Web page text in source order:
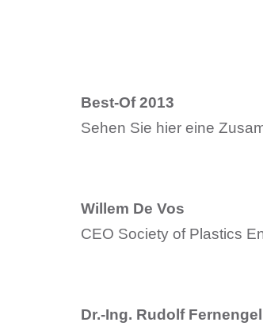
Best-Of 2013
Sehen Sie hier eine
Willem De Vos
CEO Society of Plastics
Dr.-Ing. Rudolf Fernengel